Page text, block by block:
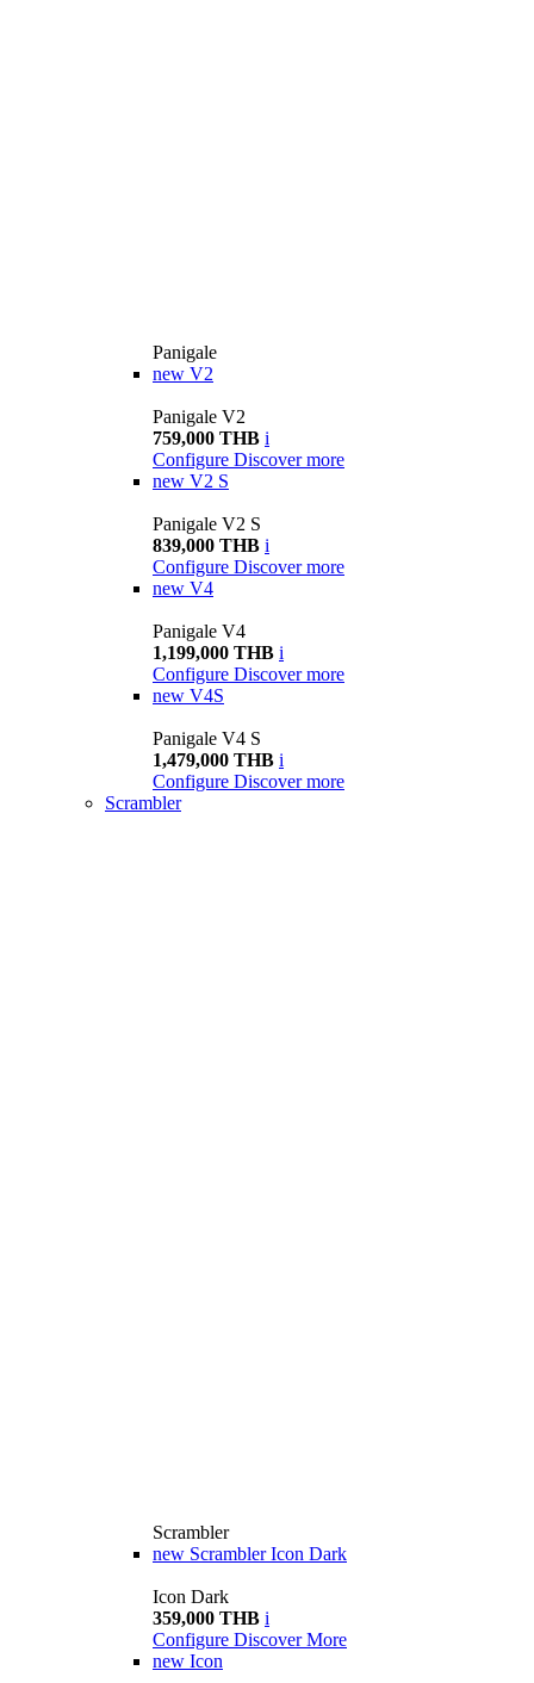
Panigale
new V2
Panigale V2
759,000 THB i
Configure Discover more
new V2 S
Panigale V2 S
839,000 THB i
Configure Discover more
new V4
Panigale V4
1,199,000 THB i
Configure Discover more
new V4S
Panigale V4 S
1,479,000 THB i
Configure Discover more
Scrambler
Scrambler
new Scrambler Icon Dark
Icon Dark
359,000 THB i
Configure Discover More
new Icon